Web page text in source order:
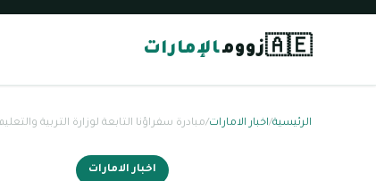
🇦🇪زوومالإمارات
الرئيسية/اخبار الامارات/مبادرة سفراؤنا التابعة لوزارة التربية
اخبار الامارات